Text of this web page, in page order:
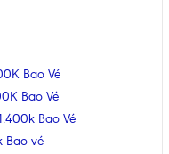
Bao Vé
Bao Vé
Bao Vé
Bao vé